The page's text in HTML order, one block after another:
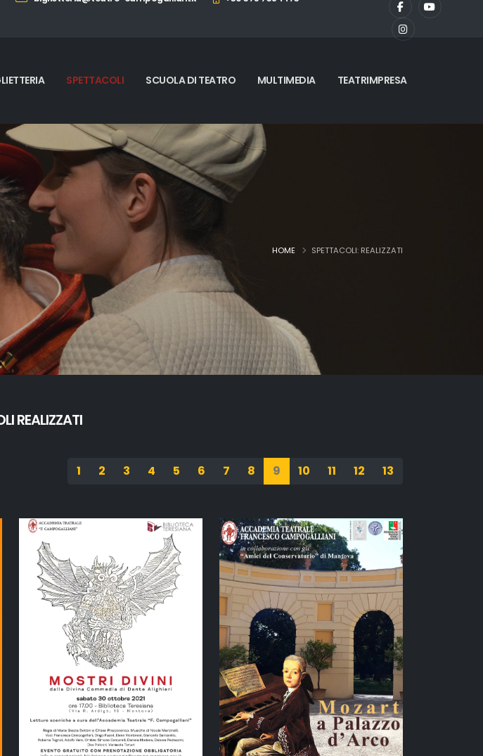
SPETTACOLI SCUOLA DI TEATRO MULTIMEDIA TEATRIMPRESA
HOME SPETTACOLI: REALIZZATI
REALIZZATI
1 2 3 4 5 6 7 8 9 10 11 12 13